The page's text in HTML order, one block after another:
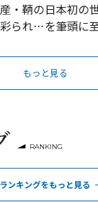
・鞆の
られる
日本初の
を筆頭に
もっと見る
RANKING
ランキングをもっと見る